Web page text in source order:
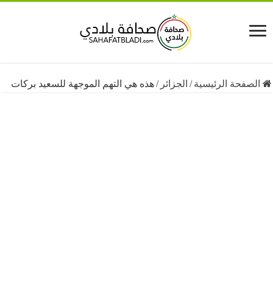
الرئيسية /الجزائر/هذه هي التهم الموجهة للسعيد بركات